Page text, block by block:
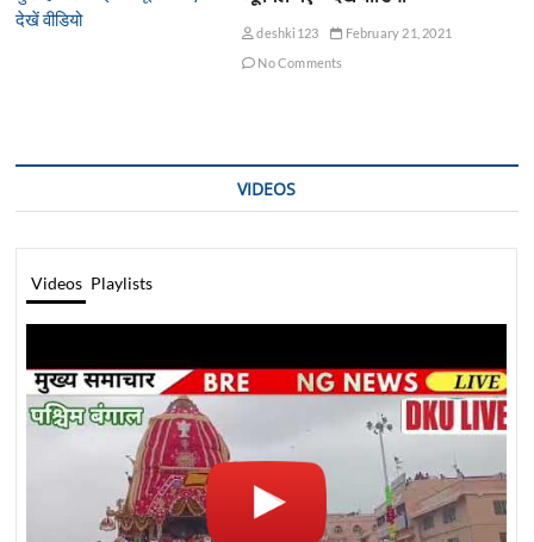
deshki123
February 21, 2021
No Comments
VIDEOS
Videos Playlists